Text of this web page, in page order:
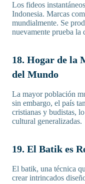
Los fideos
Indonesia. Marcas
mundialmente. Se
nuevamente prueba la
18. Hogar de la
del Mundo
La mayor población
sin embargo, el país
cristianas y budistas,
cultural generalizadas.
19. El Batik es
El batik, una técnica
crear intrincados